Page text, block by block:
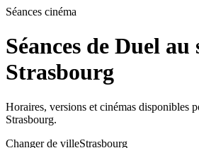
Séances cinéma
Séances de Duel au
Strasbourg
Horaires, versions et cinémas disponibles
Strasbourg.
Changer de villeStrasbourg